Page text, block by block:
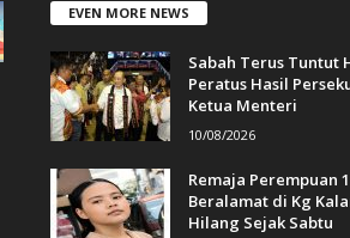
EVEN MORE NEWS
Sabah Terus Tuntut
Peratus Hasil
Ketua Menteri
10/08/2026
Remaja Perempuan
Beralamat di Kg
Hilang Sejak Sabtu